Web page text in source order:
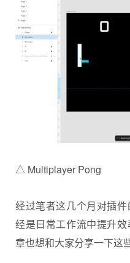
△ Multiplayer Pong
经过笔者这几个月对插
经是日常工作流中提升
章也想和大家分享一下这